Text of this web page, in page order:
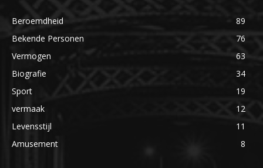
Beroemdheid
89
Bekende Personen
76
Vermogen
63
Biografie
34
Sport
19
vermaak
12
Levensstijl
11
Amusement
8